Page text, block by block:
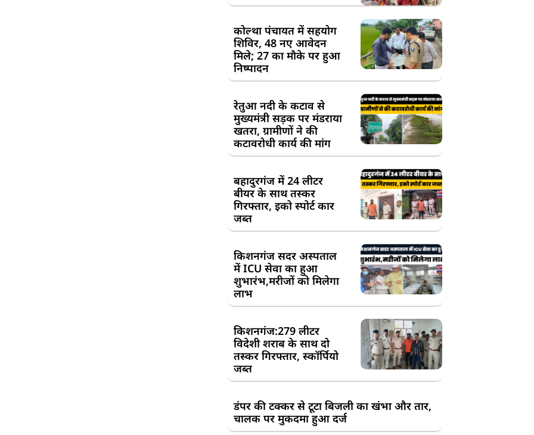
कोल्था पंचायत में सहयोग
शिविर, 48 नए आवेदन
मिले; 27 का मौके पर हुआ
निष्पादन
रेतुआ नदी के कटाव से
मुख्यमंत्री सड़क पर मंडराया
खतरा, ग्रामीणों ने की
कटावरोधी कार्य की मांग
बहादुरगंज में 24 लीटर
बीयर के साथ तस्कर
गिरफ्तार, इको स्पोर्ट कार
जब्त
किशनगंज सदर अस्पताल
में ICU सेवा का हुआ
शुभारंभ,मरीजों को मिलेगा
लाभ
किशनगंज:279 लीटर
विदेशी शराब के साथ दो
तस्कर गिरफ्तार, स्कॉर्पियो
जब्त
डंपर की टक्कर से टूटा बिजली का खंभा और तार,
चालक पर मुकदमा हुआ दर्ज